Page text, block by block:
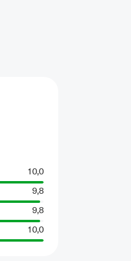
10,0
9,8
9,8
10,0